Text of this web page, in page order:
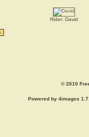
Rider: David
© 2010
Powered by 4images